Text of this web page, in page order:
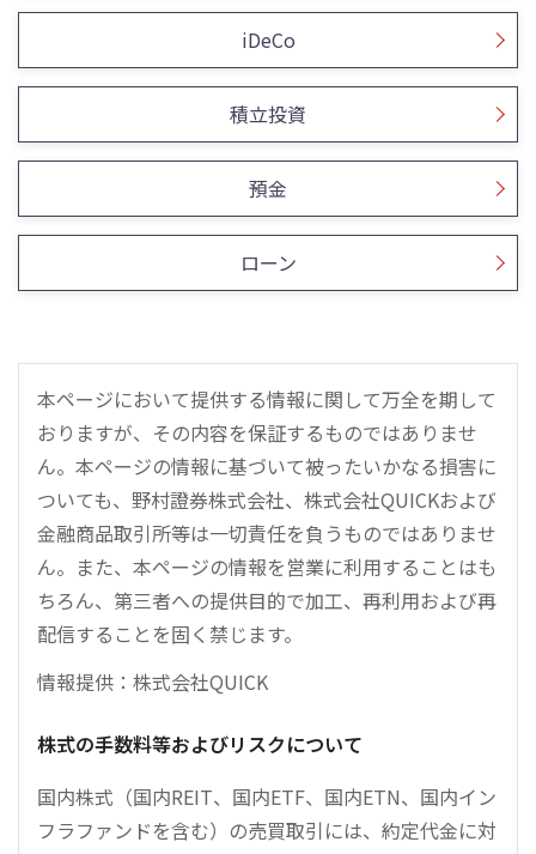
iDeCo
積立投資
預金
ローン
本ページにおいて提供する情報に関して万全を期して
おりますが、その内容を保証するものではありませ
ん。本ページの情報に基づいて被ったいかなる損害に
ついても、野村證券株式会社、株式会社QUICKおよび
金融商品取引所等は一切責任を負うものではありませ
ん。また、本ページの情報を営業に利用することはも
ちろん、第三者への提供目的で加工、再利用および再
配信することを固く禁じます。
情報提供：株式会社QUICK
株式の手数料等およびリスクについて
国内株式（国内REIT、国内ETF、国内ETN、国内イン
フラファンドを含む）の売買取引には、約定代金に対